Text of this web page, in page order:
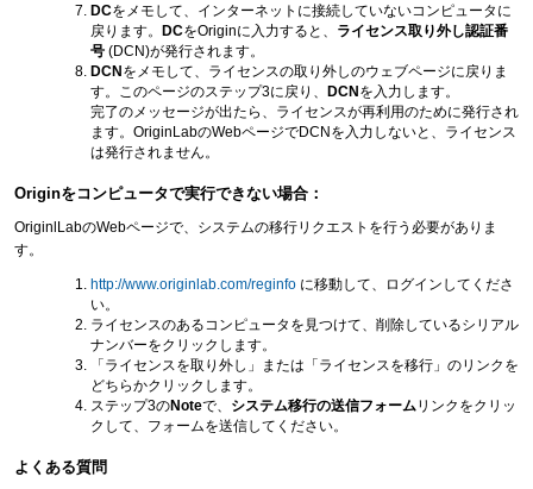
DCをメモして、インターネットに接続していないコンピュータに
戻ります。
DCをOriginに入力すると、 ライセンス取り外し認証番
号 (DCN)が発行されます。
DCN をメモして、ライセンスの取り外しのウェブページに戻りま
す。このページのステップ3に戻り、
DCN を入力します。
完了のメッセージが出たら、ライセンスが再利用のために発行され
ます。OriginLabのWebページでDCNを入力しないと、ライセンス
は発行されません。
Originをコンピュータで実行できない場合：
OriginlLabのWebページで、システムの移行リクエストを行う必要がありま
す。
http://www.originlab.com/reginfo に移動して、ログインしてくださ
い。
ライセンスのあるコンピュータを見つけて、削除しているシリアル
ナンバーをクリックします。
「ライセンスを取り外し」または「ライセンスを移行」のリンクを
どちらかクリックします。
ステップ3のNoteで、 システム移行の送信フォーム リンクをクリッ
クして、フォームを送信してください。
よくある質問